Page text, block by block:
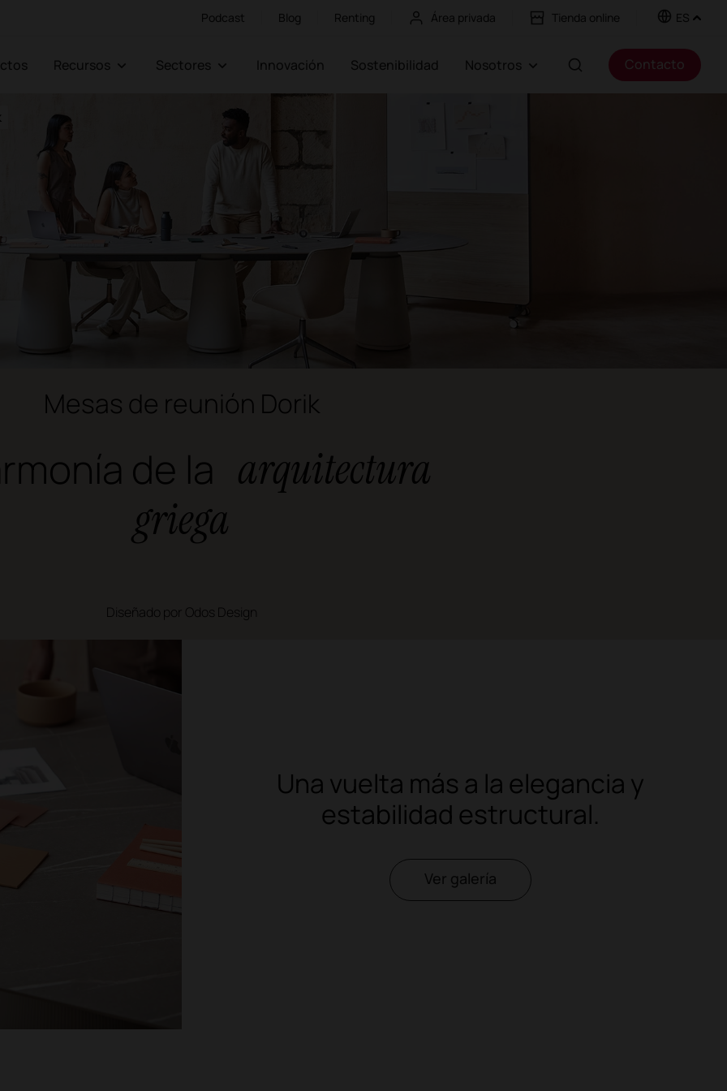
Podcast Blog Renting Área privada Tienda online ES
Recursos Sectores Innovación Sostenibilidad Nosotros Contacto
Mesas de reunión Dorik
de la arquitectura
griega
Diseñado por Odos Design
Una vuelta más a la elegancia y
estabilidad estructural.
Ver galería